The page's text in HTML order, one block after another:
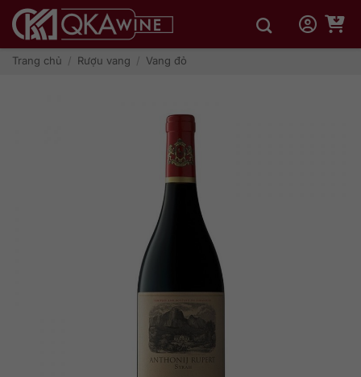
qua
dungTrang chủ / Rượu vang / Vang đỏ